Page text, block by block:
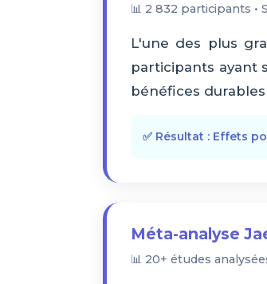
📊 2 832 participants •
L'une des plus
participants ayant
bénéfices
✅ Résultat : Effets
Méta-analyse
📊 20+ études